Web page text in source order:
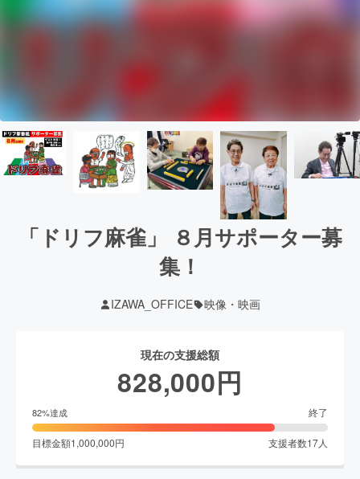
「ドリフ麻雀」 ８月サポーター募
集！
IZAWA_OFFICE 映像・映画
現在の支援総額
828,000円
82%達成 終了
目標金額1,000,000円 支援者数17人